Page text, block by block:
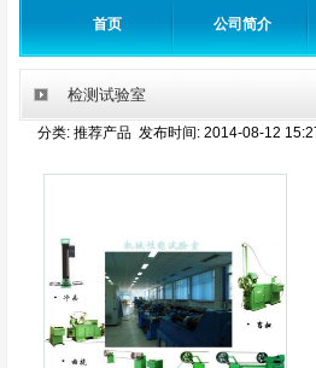
首页 公司简介
检测试验室
分类: 推荐产品 发布时间: 2014-08-12